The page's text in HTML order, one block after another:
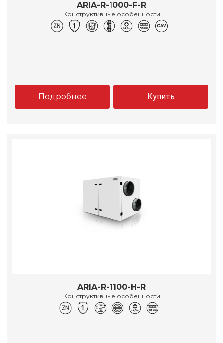
ARIA-R-1000-F-R
Конструктивные особенности
Подробнее Купить
ARIA-R-1100-H-R
Конструктивные особенности